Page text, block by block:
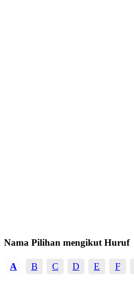
Nama Pilihan mengikut Huruf
A B C D E F